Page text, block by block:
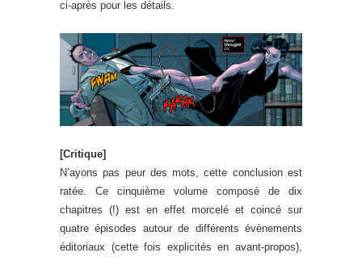
ci-après pour les détails.
[Critique]
N’ayons pas peur des mots, cette conclusion est
ratée. Ce cinquième volume composé de dix
chapitres (!) est en effet morcelé et coincé sur
quatre épisodes autour de différents évènements
éditoriaux (cette fois explicités en avant-propos),